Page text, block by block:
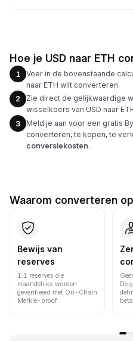
Hoe je USD naar ETH
1
Voer in de bovenstaande
naar ETH wilt converteren.
2
Zie direct de gelijkwaardige
wisselkoers van USD naar
3
Meld je aan voor een gratis
converteren, te kopen, te
conversiekosten.
Waarom converteren
Bewijs van
reserves
1:1 reserves die
maandelijks worden
geverifieerd met On-Chain
Merkle-proof.
De